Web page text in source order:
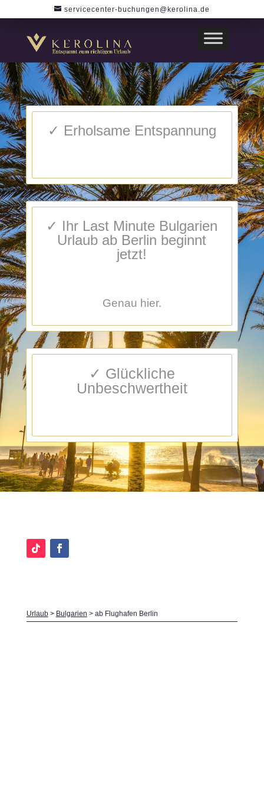
servicecenter-buchungen@kerolina.de
✓ Erholsame Entspannung
✓ Ihr Last Minute Bulgarien
Urlaub ab Berlin beginnt
jetzt!
Genau hier.
✓ Glückliche
Unbeschwertheit
Urlaub> Bulgarien > ab Flughafen Berlin